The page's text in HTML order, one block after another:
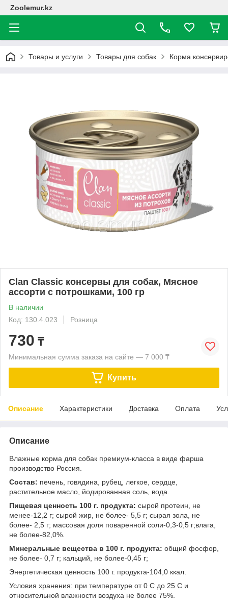
Zoolemur.kz
Товары и услуги Товары для собак Корма
Clan Classic консервы для собак, Мясное
ассорти с потрошками, 100 гр
В наличии
Код: 130.4.023
Розница
730 ₸
Минимальная сумма заказа на сайте — 7 000 ₸
Купить
Описание Характеристики Доставка Оплата
Описание
Влажные корма для собак премиум-класса в виде фарша
производство Россия.
Состав: печень, говядина, рубец, легкое, сердце,
растительное масло, йодированная соль, вода.
Пищевая ценность 100 г. продукта: сырой протеин, не
менее-12,2 г; сырой жир, не более- 5,5 г; сырая зола, не
более- 2,5 г; массовая доля поваренной соли-0,3-0,5 г;влага,
не более-82,0%.
Минеральные вещества в 100 г. продукта: общий фосфор,
не более- 0,7 г; кальций, не более-0,45 г;
Энергетическая ценность 100 г. продукта-104,0 ккал.
Условия хранения: при температуре от 0 С до 25 С и
относительной влажности воздуха не более 75%.